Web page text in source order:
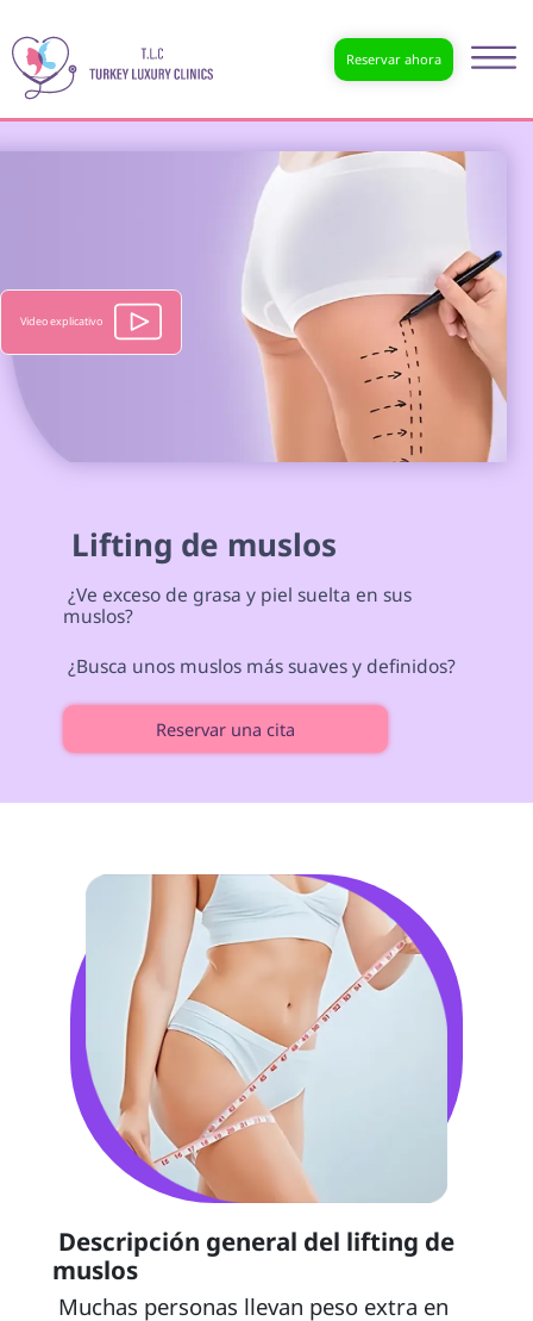
Reservar ahora
Lifting de muslos
muslos?
¿Busca unos muslos más suaves y definidos?
Reservar una cita
Video explicativo
muslos